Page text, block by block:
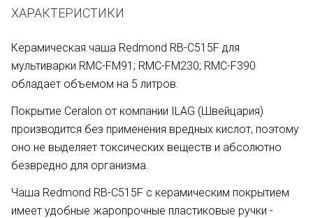
ХАРАКТЕРИСТИКИ
Керамическая чаша Redmond RB-C515F для
мультиварки RMC-FM91; RMC-FM230; RMC-F390
обладает объемом на 5 литров.
Покрытие Ceralon от компании ILAG (Швейцария)
производится без применения вредных кислот, поэтому
оно не выделяет токсических веществ и абсолютно
безвредно для организма.
Чаша Redmond RB-C515F с керамическим покрытием
имеет удобные жаропрочные пластиковые ручки -